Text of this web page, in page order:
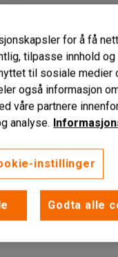
kraftige kroker der
for å få
tilpasse innhold og
til sosiale medier
også informasjon
våre partnere
analyse.
instillinger
Godta alle